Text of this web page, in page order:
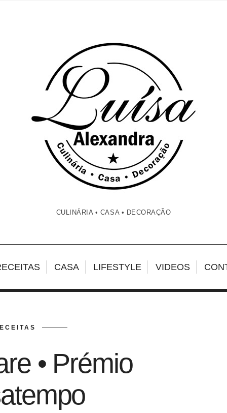
CULINÁRIA • CASA • DECORAÇÃO
CASA LIFESTYLE VIDEOS
• Prémio